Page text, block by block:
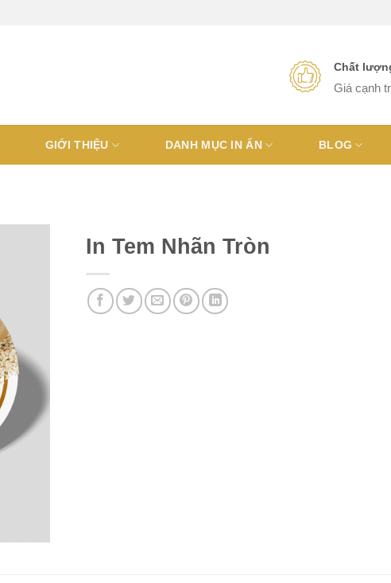
Chất
Giá cạnh
GIỚI THIỆU DANH MỤC IN ẤN BLOG
In Tem Nhãn Tròn